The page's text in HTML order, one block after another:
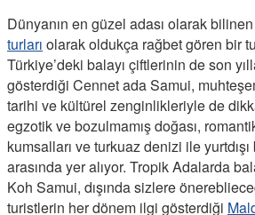
Dünyanın en güzel adası olarak bilinen
turları olarak oldukça rağbet gören bir
Türkiye’deki balayı çiftlerinin de son
gösterdiği Cennet ada Samui,
tarihi ve kültürel zenginlikleriyle de
egzotik ve bozulmamış doğası,
kumsalları ve turkuaz denizi ile
arasında yer alıyor. Tropik Adalarda
Koh Samui, dışında sizlere
turistlerin her dönem ilgi gösterdiği